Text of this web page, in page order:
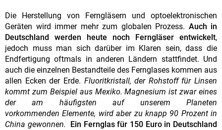
Die Herstellung von Ferngläsern und optoelektronischen
Geräten wird immer mehr zum globalen Prozess. Auch in
Deutschland werden heute noch Ferngläser entwickelt,
jedoch muss man sich darüber im Klaren sein, dass die
Endfertigung oftmals in anderen Ländern stattfindet. Und
auch die einzelnen Bestandteile des Fernglases kommen aus
allen Ecken der Erde. Fluoritkristall, der Rohstoff für Linsen
kommt zum Beispiel aus Mexiko. Magnesium ist zwar eines
der am häufigsten auf unserem Planeten
vorkommenden Elemente, wird aber zu knapp 90 Prozent in
China gewonnen.
Ein Fernglas für 150 Euro in Deutschland